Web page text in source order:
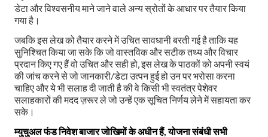
डेटा और विश्वसनीय माने जाने वाले अन्य स्रोतों के आधार पर तैयार किया
गया है।
जबकि इस लेख को तैयार करने में उचित सावधानी बरती गई है ताकि यह
सुनिश्चित किया जा सके कि जो वास्तविक और सटीक तथ्य और विचार
प्रदान किए गए हैं वो उचित और सही हो, इस लेख के पाठकों को अपनी स्वयं
की जांच करने से जो जानकारी/डेटा उत्पन हुई हो उन पर भरोसा करना
चाहिए और ये भी सलाह दी जाती है की वे किसी भी स्वतंत्र पेशेवर
सलाहकारों की मदद ज़रूर ले जो उन्हें एक सूचित निर्णय लेने में सहायता कर
सके।
म्युचुअल फंड निवेश बाजार जोखिमों के अधीन हैं, योजना संबंधी सभी